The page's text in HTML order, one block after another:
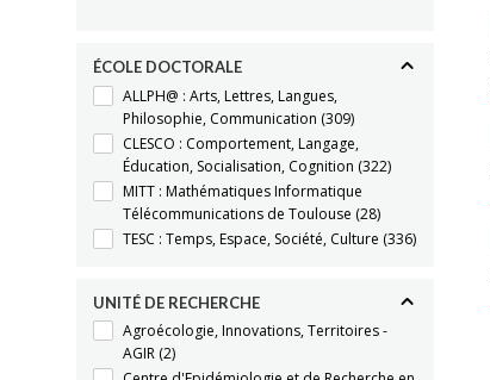
ÉCOLE DOCTORALE
ALLPH@ : Arts, Lettres, Langues,
Philosophie, Communication (309)
CLESCO : Comportement, Langage,
Éducation, Socialisation, Cognition (322)
MITT : Mathématiques Informatique
Télécommunications de Toulouse (28)
TESC : Temps, Espace, Société, Culture (336)
UNITÉ DE RECHERCHE
Agroécologie, Innovations, Territoires -
AGIR (2)